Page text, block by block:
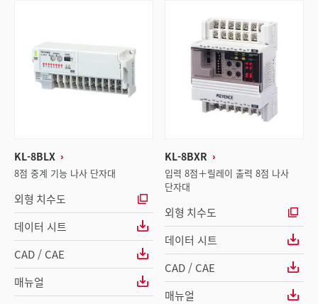
KL-8BLX
8점 중계 기능 나사 단자대
외형 치수도
데이터 시트
CAD / CAE
매뉴얼
KL-8BXR
입력 8점＋릴레이 출력 8점 나사
단자대
외형 치수도
데이터 시트
CAD / CAE
매뉴얼